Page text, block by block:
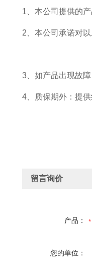
1、本公司提供的
2、本公司承诺对
3、如产品出现故
4、质保期外：提
留言询价
产品：
您的单位：